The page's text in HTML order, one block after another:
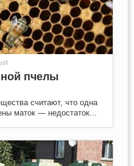
пчелы
считают, что одна
маток — недостаток...